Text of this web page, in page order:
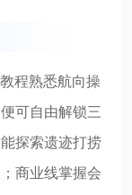
程熟悉航向操
可自由解锁三
探索遗迹打捞
商业线掌握会